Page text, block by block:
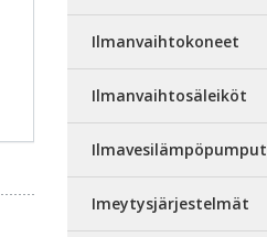
Ilmanvaihtokoneet
Ilmanvaihtosäleiköt
Ilmavesilämpöpumput
Imeytysjärjestelmät